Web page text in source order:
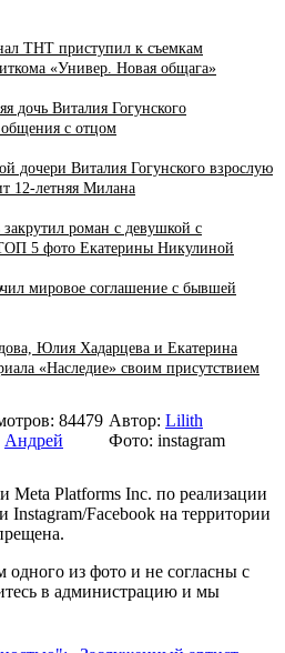
ТНТ приступил к съемкам
«Универ. Новая общага»
дочь Виталия Гогунского
общения с отцом
дочери Виталия Гогунского взрослую
12-летняя Милана
закрутил роман с девушкой с
5 фото Екатерины Никулиной
мировое соглашение с бывшей
Юлия Хадарцева и Екатерина
«Наследие» своим присутствием
84479
Андрей
Автор: Lilith
Фото: instagram
Meta Platforms Inc. по реализации
Instagram/Facebook на территории
одного из фото и не согласны с
в администрацию и мы